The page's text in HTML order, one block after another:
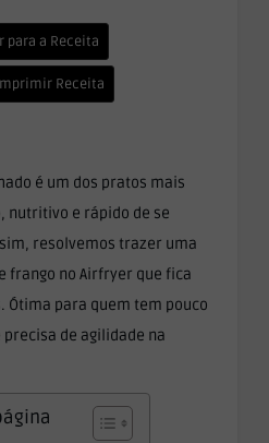
para a Receita
Receita
é um dos pratos mais
nutritivo e rápido de se
resolvemos trazer uma
frango no Airfryer que fica
Ótima para quem tem pouco
de agilidade na